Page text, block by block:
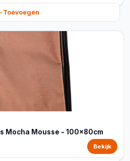
Toevoegen
Mocha Mousse - 100x80cm
Bekijk